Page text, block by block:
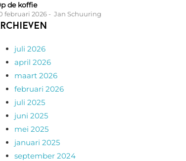
de koffie
februari 2026 - Jan Schuuring
juli 2026
april 2026
maart 2026
februari 2026
juli 2025
juni 2025
mei 2025
januari 2025
september 2024